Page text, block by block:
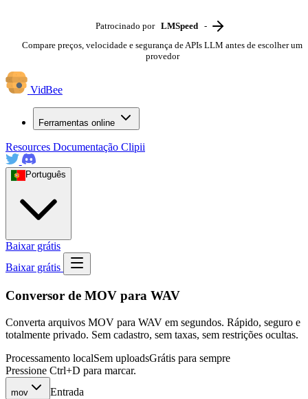
Patrocinado por LMSpeed -
Compare preços, velocidade e segurança de APIs LLM antes de escolher um
provedor
VidBee
Ferramentas online
Resources Documentação Clipii
Português
Baixar grátis
Baixar grátis
Conversor de MOV para WAV
Converta arquivos MOV para WAV em segundos. Rápido, seguro e
totalmente privado. Sem cadastro, sem taxas, sem restrições ocultas.
Processamento localSem uploadsGrátis para sempre
Pressione Ctrl+D para marcar.
mov Entrada